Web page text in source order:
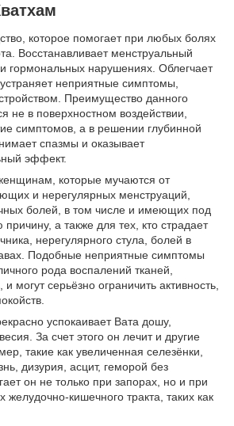
которое помогает при любых болях
Восстанавливает менструальный
гормональных нарушениях. Облегчает
неприятные симптомы,
Преимущество данного
не в поверхностном воздействии,
симптомов, а в решении глубинной
спазмы и оказывает
эффект.
которые мучаются от
и нерегулярных менструаций,
болей, в том числе и имеющих под
а также для тех, кто страдает
нерегулярного стула, болей в
Подобные неприятные симптомы
рода воспалений тканей,
могут серьёзно ограничить активность,
успокаивает Вата дошу,
За счет этого он лечит и другие
такие как увеличенная селезёнки,
дизурия, асцит, геморой без
он не только при запорах, но и при
желудочно-кишечного тракта, таких как